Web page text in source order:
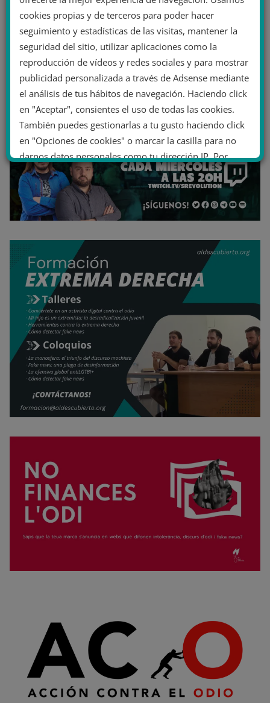
cookies propias y de terceros para poder hacer
seguimiento y estadísticas de las visitas, mantener la
seguridad del sitio, utilizar aplicaciones como la
reproducción de vídeos y redes sociales y para mostrar
publicidad personalizada a través de Adsense mediante
el análisis de tus hábitos de navegación. Haciendo click
en "Aceptar", consientes el uso de todas las cookies.
También puedes gestionarlas a tu gusto haciendo click
en "Opciones de cookies" o marcar la casilla para no
darnos datos personales como tu dirección IP. Por
último, puedes leer nuestra Política de cookies.
No dar mi información personal
Opciones de cookies Aceptar cookies
Rechazar cookies Política de cookies